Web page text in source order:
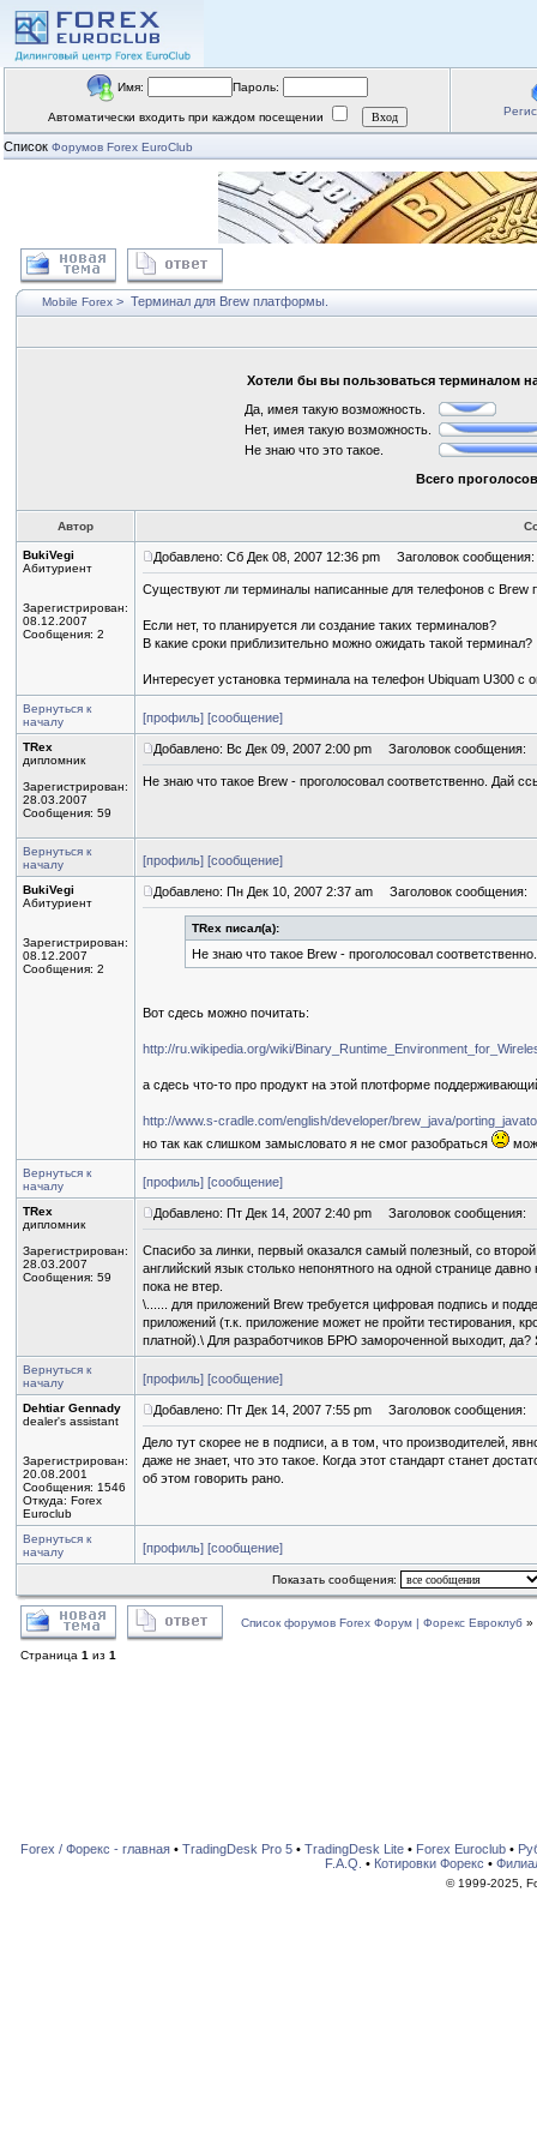
Имя: Пароль:
Автоматически входить при каждом посещении
Список Форумов Forex EuroClub
Mobile Forex > Терминал для Brew платформы.
Хотели бы вы пользоваться терминалом
Да, имея такую возможность.
Нет, имея такую возможность.
Не знаю что это такое.
Всего
Автор
BukiVegi
Абитуриент
Зарегистрирован:
08.12.2007
Сообщения: 2
Добавлено: Сб Дек 08, 2007 12:36 pm Заголовок
Существуют ли терминалы написанные для телефонов с Brew
Если нет, то планируется ли создание таких терминалов?
В какие сроки приблизительно можно ожидать такой терминал?
Интересует установка терминала на телефон Ubiquam U300 с
Вернуться к
началу
[профиль] [сообщение]
TRex
дипломник
Зарегистрирован:
28.03.2007
Сообщения: 59
Добавлено: Вс Дек 09, 2007 2:00 pm Заголовок сообщения:
Не знаю что такое Brew - проголосовал соответственно. Дай
Вернуться к
началу
[профиль] [сообщение]
BukiVegi
Абитуриент
Зарегистрирован:
08.12.2007
Сообщения: 2
Добавлено: Пн Дек 10, 2007 2:37 am Заголовок сообщения:
TRex писал(а):
Не знаю что такое Brew - проголосовал
Вот сдесь можно почитать:
http://ru.wikipedia.org/wiki/
а сдесь что-то про продукт на этой плотформе
http://www.s-cradle.com/english/developer/brew_java/
но так как слишком замысловато я не смог разобраться
Вернуться к
началу
[профиль] [сообщение]
TRex
дипломник
Зарегистрирован:
28.03.2007
Сообщения: 59
Добавлено: Пт Дек 14, 2007 2:40 pm Заголовок сообщения:
Спасибо за линки, первый оказался самый полезный, со
английский язык столько непонятного на одной странице
пока не втер.
\...... для приложений Brew требуется цифровая подпись и
приложений (т.к. приложение может не пройти тестирования,
платной).\ Для разработчиков БРЮ замороченной выходит, да?
Вернуться к
началу
[профиль] [сообщение]
Dehtiar Gennady
dealer's assistant
Зарегистрирован:
20.08.2001
Сообщения: 1546
Откуда: Forex
Euroclub
Добавлено: Пт Дек 14, 2007 7:55 pm Заголовок сообщения:
Дело тут скорее не в подписи, а в том, что производителей,
даже не знает, что это такое. Когда этот стандарт станет
об этом говорить рано.
Вернуться к
началу
[профиль] [сообщение]
Показать сообщения:
Список форумов Forex Форум | Форекс Евроклуб »
Страница 1 из 1
Forex / Форекс - главная• TradingDesk Pro 5• TradingDesk Lite• Forex Euroclub•
F.A.Q. • Котировки Форекс •
© 1999-2025,